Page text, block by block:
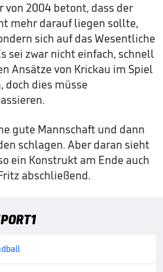
von 2004 betont, dass der
mehr darauf liegen sollte,
sich auf das Wesentliche
sei zwar nicht einfach, schnell
Ansätze von Krickau im Spiel
dies müsse
gute Mannschaft und dann
schlagen. Aber daran sieht
ein Konstrukt am Ende auch
abschließend.